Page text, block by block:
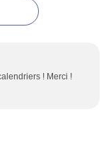
! Merci !